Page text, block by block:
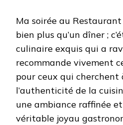
Ma soirée au
bien plus qu’un dîner ;
culinaire exquis qui a
recommande vivement
pour ceux qui cherchent
l’authenticité de la
une ambiance raffinée
véritable joyau